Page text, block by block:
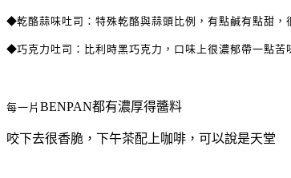
◆乾酪蒜味吐司：特殊乾酪與蒜頭比例，有點鹹有點甜
◆巧克力吐司：比利時黑巧克力，口味上很濃郁帶一點苦
每一片 BENPAN都有濃厚得醬料
咬下去很香脆，下午茶配上咖啡，可以說是天堂